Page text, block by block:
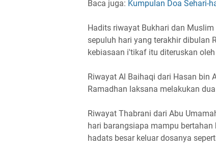
Baca juga: Kumpulan Doa Sehari-
Hadits riwayat Bukhari dan
sepuluh hari yang terakhir dibulan
kebiasaan i'tikaf itu diteruskan
Riwayat Al Baihaqi dari Hasan bin
Ramadhan laksana melakukan
Riwayat Thabrani dari Abu
hari barangsiapa mampu
hadats besar keluar dosanya